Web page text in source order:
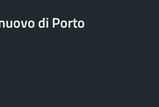
di Porto